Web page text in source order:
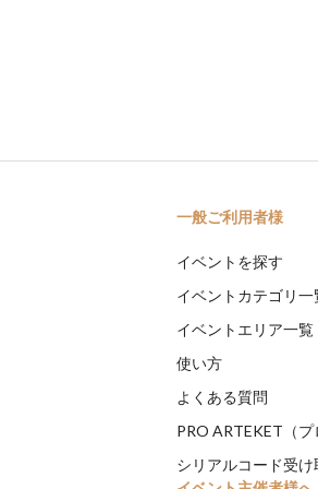
一般ご利用者様
イベントを探す
イベントカテゴリ一
イベントエリア一覧
使い方
よくある質問
PRO ARTEKET（プ
シリアルコード受け